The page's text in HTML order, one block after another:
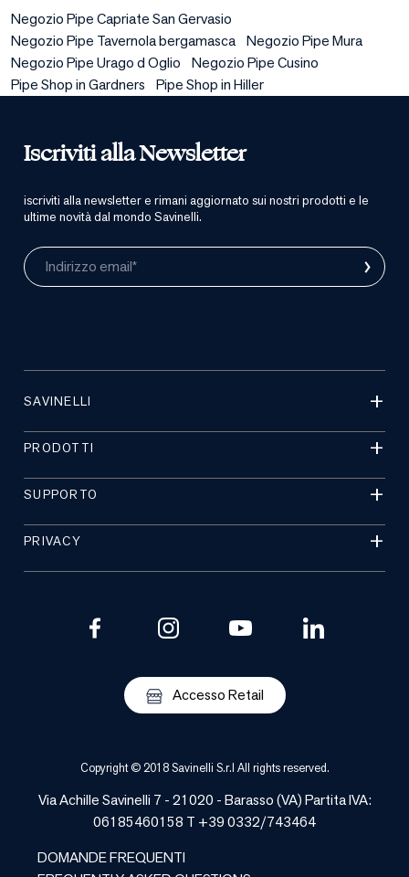
Negozio Pipe Capriate San Gervasio
Negozio Pipe Tavernola bergamasca Negozio Pipe Mura
Negozio Pipe Urago d Oglio
Negozio Pipe Cusino
Pipe Shop in Gardners
Pipe Shop in Hiller
Iscriviti alla Newsletter
iscriviti alla newsletter e rimani aggiornato sui nostri prodotti e le
ultime novità dal mondo Savinelli.
Indirizzo email* ›
SAVINELLI
PRODOTTI
SUPPORTO
PRIVACY
Accesso Retail
Copyright © 2018 Savinelli S.r.l All rights reserved.
Via Achille Savinelli 7 - 21020 -Barasso(VA) Partita IVA:
06185460158 T +39 0332/743464
DOMANDE FREQUENTI